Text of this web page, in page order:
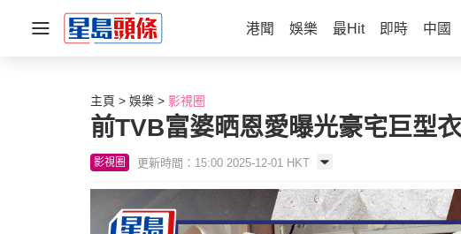
港聞 娛樂 最Hit 即時 中國
主頁 娛樂 影視圈
前TVB富婆晒恩愛曝光豪宅巨型
影視圈 更新時間：15:00 2025-12-01 HKT